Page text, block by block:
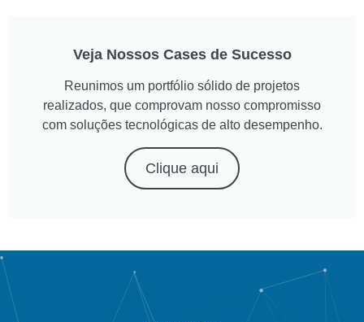
Veja Nossos Cases de Sucesso
Reunimos um portfólio sólido de projetos
realizados, que comprovam nosso compromisso
com soluções tecnológicas de alto desempenho.
Clique aqui